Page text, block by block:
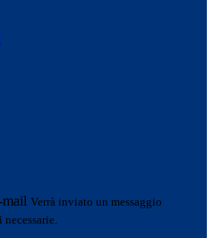
Verrà inviato un messaggio